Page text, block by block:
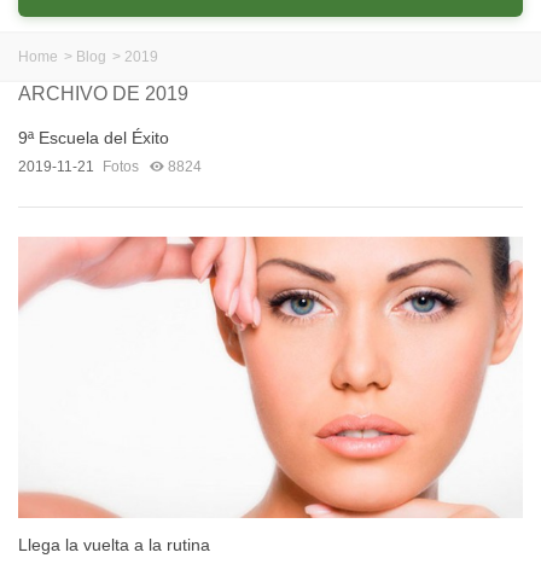
Home > Blog > 2019
ARCHIVO DE 2019
9ª Escuela del Éxito
2019-11-21 Fotos 8824
Llega la vuelta a la rutina